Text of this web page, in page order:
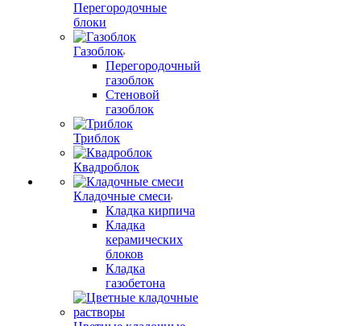
Перегородочные
блоки
Газоблок
Перегородочный
газоблок
Стеновой
газоблок
Триблок
Квадроблок
Кладочные смеси
Кладка кирпича
Кладка
керамических
блоков
Кладка
газобетона